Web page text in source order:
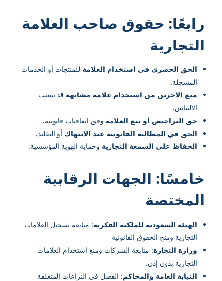
رابعًا: حقوق صاحب العلامة
التجارية
الحق الحصري في استخدام العلامة للمنتجات أو الخدمات
المسجلة.
منع الآخرين من استخدام علامة مشابهة قد تسبب
الالتباس.
حق التراخيص أو بيع العلامة وفق اتفاقيات قانونية.
الحق في المطالبة القانونية عند الانتهاك أو التقليد.
الحفاظ على السمعة التجارية وحماية الهوية المؤسسية.
خامسًا: الجهات الرقابية
المختصة
الهيئة السعودية للملكية الفكرية: متابعة تسجيل العلامات
التجارية ومنح الحقوق القانونية.
وزارة التجارة: متابعة الشركات ومنع استخدام العلامات
التجارية بدون إذن.
النيابة العامة والمحاكم: الفصل في النزاعات المتعلقة